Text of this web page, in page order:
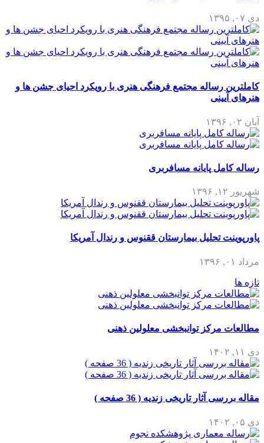
دی ۰۷, ۱۳۹۵
کاملترین رساله مجتمع فرهنگی هنری با رویکرد احیای جشن ها و
هنرهای آیینی
آبان ۰۲, ۱۳۹۶
رساله کامل پایانه مسافربری
شهریور ۱۲, ۱۳۹۶
پاورپوینت تحلیل بیمارستان ققنوس و رندال آمریکا
مرداد ۰۱, ۱۳۹۶
تازه ها
مطالعات مرکز توانبخشی معلولین ذهنی
دی ۱۱, ۱۴۰۲
مقاله بررسی آثار تاریخی زندیه ( 36 صفحه )
دی ۰۵, ۱۴۰۲